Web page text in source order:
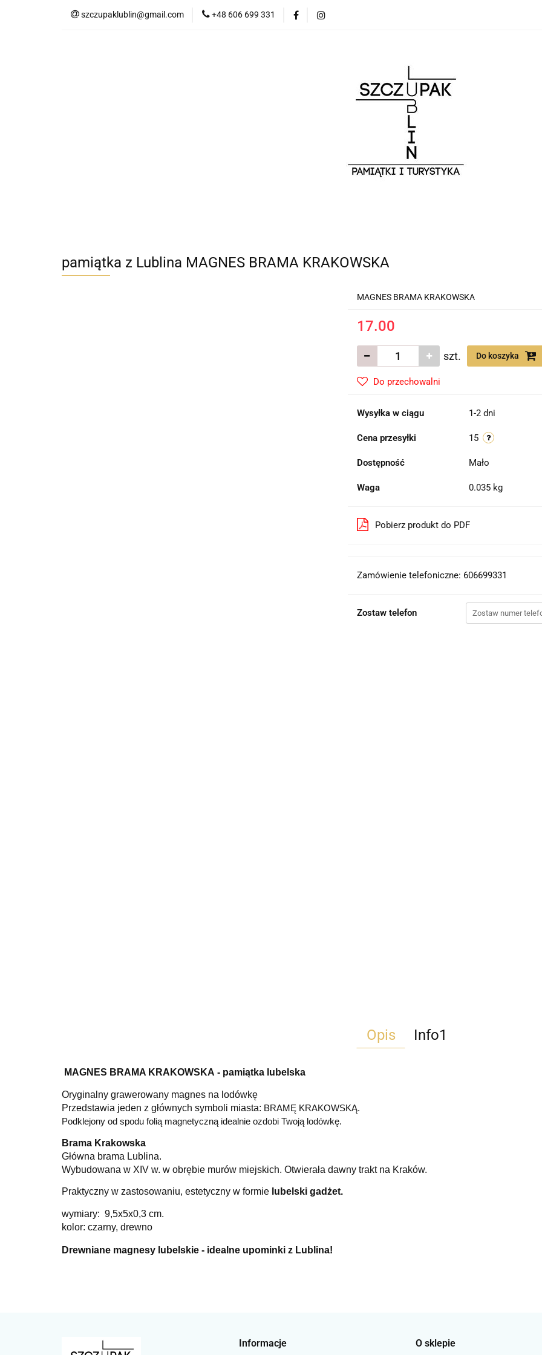
szczupaklublin@gmail.com +48 606 699 331
pamiątka z Lublina MAGNES BRAMA KRAKOWSKA
MAGNES BRAMA KRAKOWSKA
17.00
szt. Do koszyka
Do przechowalni
Wysyłka w ciągu 1-2 dni
Cena przesyłki 15
Dostępność Mało
Waga 0.035 kg
Pobierz produkt do PDF
Zamówienie telefoniczne: 606699331
Zostaw telefon
Opis Info1
MAGNES BRAMA KRAKOWSKA - pamiątka lubelska
Oryginalny grawerowany magnes na lodówkę
Przedstawia jeden z głównych symboli miasta: BRAMĘ KRAKOWSKĄ.
Podklejony od spodu folią magnetyczną idealnie ozdobi Twoją lodówkę.
Brama Krakowska
Główna brama Lublina.
Wybudowana w XIV w. w obrębie murów miejskich. Otwierała dawny trakt na Kraków.
Praktyczny w zastosowaniu, estetyczny w formie lubelski gadżet.
wymiary: 9,5x5x0,3 cm.
kolor: czarny, drewno
Drewniane magnesy lubelskie - idealne upominki z Lublina!
Informacje O sklepie